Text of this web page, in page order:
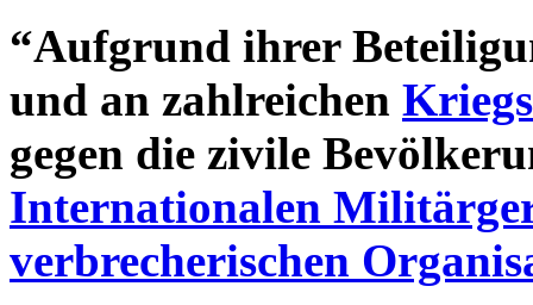
“Aufgrund ihrer
und an zahlreichen
gegen die zivile
Internationalen
verbrecherischen